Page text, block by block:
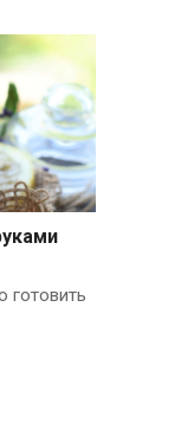
готовить